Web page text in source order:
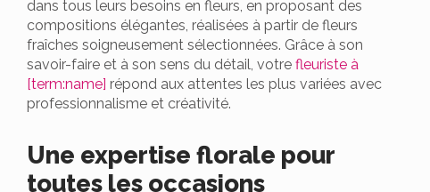
dans tous leurs besoins en fleurs, en proposant des
compositions élégantes, réalisées à partir de fleurs
fraîches soigneusement sélectionnées. Grâce à son
savoir-faire et à son sens du détail, votre fleuriste à
[term:name] répond aux attentes les plus variées avec
professionnalisme et créativité.
Une expertise florale pour
toutes les occasions